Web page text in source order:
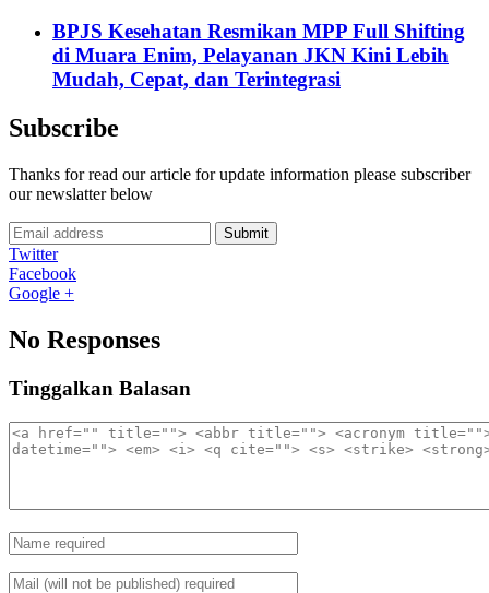
BPJS Kesehatan Resmikan MPP Full Shifting
di Muara Enim, Pelayanan JKN Kini Lebih
Mudah, Cepat, dan Terintegrasi
Subscribe
Thanks for read our article for update information please subscriber
our newslatter below
Submit
Twitter
Facebook
Google +
No Responses
Tinggalkan Balasan